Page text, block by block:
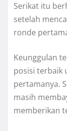
Serikat itu
setelah
ronde
Keunggulan
posisi terbaik
pertamanya.
masih
memberikan